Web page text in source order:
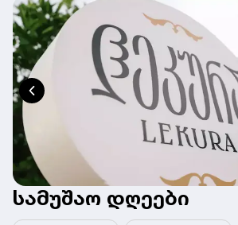
სამუშაო დღეები